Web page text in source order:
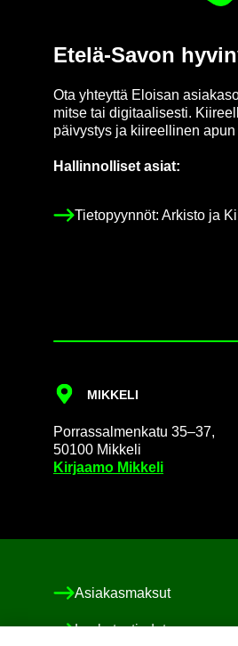
Etelä-​Savon
Ota yh­teyt­tä Eloi­san
mit­se tai di­gi­taa­li­ses­ti.
päi­vys­tys ja kii­reel­li­nen apun
Hal­lin­nol­li­set asiat:
Tie­to­pyyn­nöt: Ar­kis­to ja
MIK­KE­LI
Por­ras­sal­men­ka­tu 35–37,
50100 Mik­ke­li
Kir­jaa­mo Mik­ke­li
Asia­kas­mak­sut
Las­ku­tus­tie­dot